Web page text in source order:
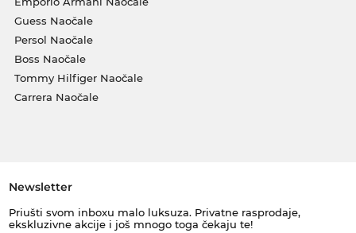
Guess Naočale
Persol Naočale
Boss Naočale
Tommy Hilfiger Naočale
Carrera Naočale
Newsletter
Priušti svom inboxu malo luksuza. Privatne rasprodaje,
ekskluzivne akcije i još mnogo toga čekaju te!